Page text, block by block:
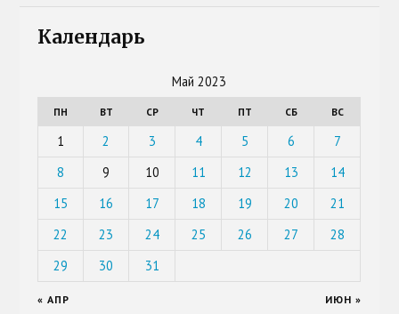
Календарь
Май 2023
ПН ВТ СР ЧТ ПТ СБ ВС
1 2 3 4 5 6
7
8
9 10 11 12 13
14
15
16 17 18 19 20
21
22
23 24 25 26 27
28
29
30 31
« АПР ИЮН »